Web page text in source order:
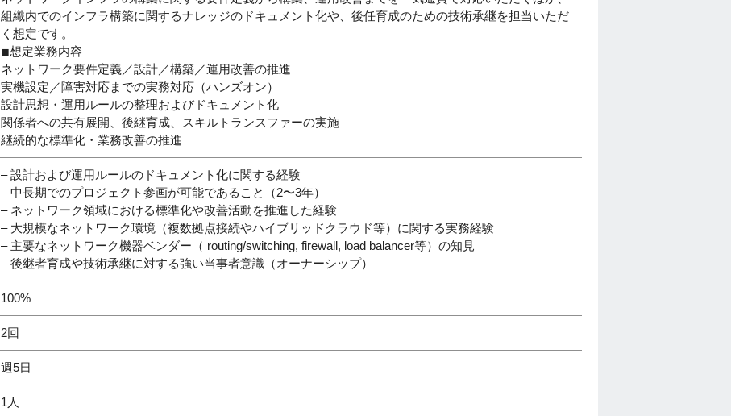
組織内でのインフラ構築に関するナレッジのドキュメント化や、後任育成のための技術承継を担当いただ
く想定です。
◾︎想定業務内容
ネットワーク要件定義／設計／構築／運用改善の推進
実機設定／障害対応までの実務対応（ハンズオン）
設計思想・運用ルールの整理およびドキュメント化
関係者への共有展開、後継育成、スキルトランスファーの実施
継続的な標準化・業務改善の推進
– 設計および運用ルールのドキュメント化に関する経験
– 中長期でのプロジェクト参画が可能であること（2〜3年）
– ネットワーク領域における標準化や改善活動を推進した経験
– 大規模なネットワーク環境（複数拠点接続やハイブリッドクラウド等）に関する実務経験
– 主要なネットワーク機器ベンダー（ routing/switching, firewall, load balancer等）の知見
– 後継者育成や技術承継に対する強い当事者意識（オーナーシップ）
100%
2回
週5日
1人